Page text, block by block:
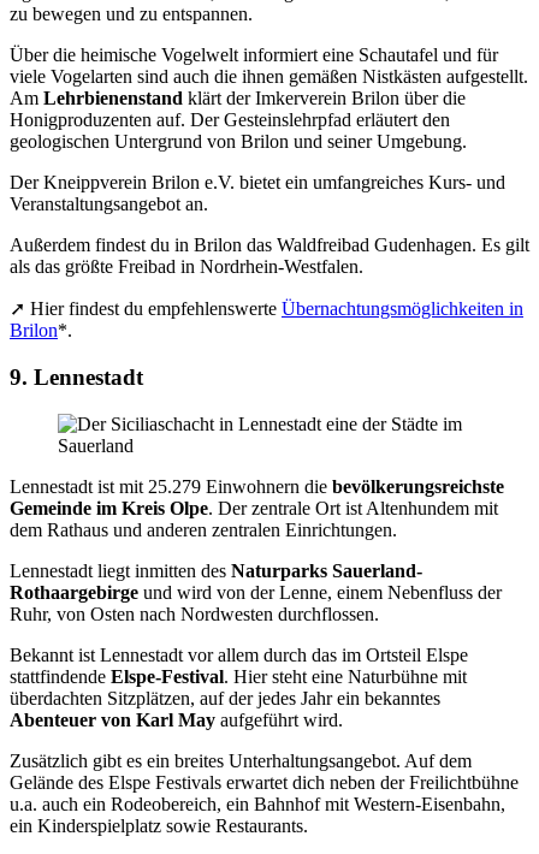
zu bewegen und zu entspannen.
Über die heimische Vogelwelt informiert eine Schautafel und für
viele Vogelarten sind auch die ihnen gemäßen Nistkästen aufgestellt.
Am Lehrbienenstand klärt der Imkerverein Brilon über die
Honigproduzenten auf. Der Gesteinslehrpfad erläutert den
geologischen Untergrund von Brilon und seiner Umgebung.
Der Kneippverein Brilon e.V. bietet ein umfangreiches Kurs- und
Veranstaltungsangebot an.
Außerdem findest du in Brilon das Waldfreibad Gudenhagen. Es gilt
als das größte Freibad in Nordrhein-Westfalen.
➚ Hier findest du empfehlenswerte Übernachtungsmöglichkeiten in
Brilon*.
9. Lennestadt
Lennestadt ist mit 25.279 Einwohnern die bevölkerungsreichste
Gemeinde im Kreis Olpe. Der zentrale Ort ist Altenhundem mit
dem Rathaus und anderen zentralen Einrichtungen.
Lennestadt liegt inmitten des Naturparks Sauerland-
Rothaargebirge und wird von der Lenne, einem Nebenfluss der
Ruhr, von Osten nach Nordwesten durchflossen.
Bekannt ist Lennestadt vor allem durch das im Ortsteil Elspe
stattfindende Elspe-Festival. Hier steht eine Naturbühne mit
überdachten Sitzplätzen, auf der jedes Jahr ein bekanntes
Abenteuer von Karl May aufgeführt wird.
Zusätzlich gibt es ein breites Unterhaltungsangebot. Auf dem
Gelände des Elspe Festivals erwartet dich neben der Freilichtbühne
u.a. auch ein Rodeobereich, ein Bahnhof mit Western-Eisenbahn,
ein Kinderspielplatz sowie Restaurants.